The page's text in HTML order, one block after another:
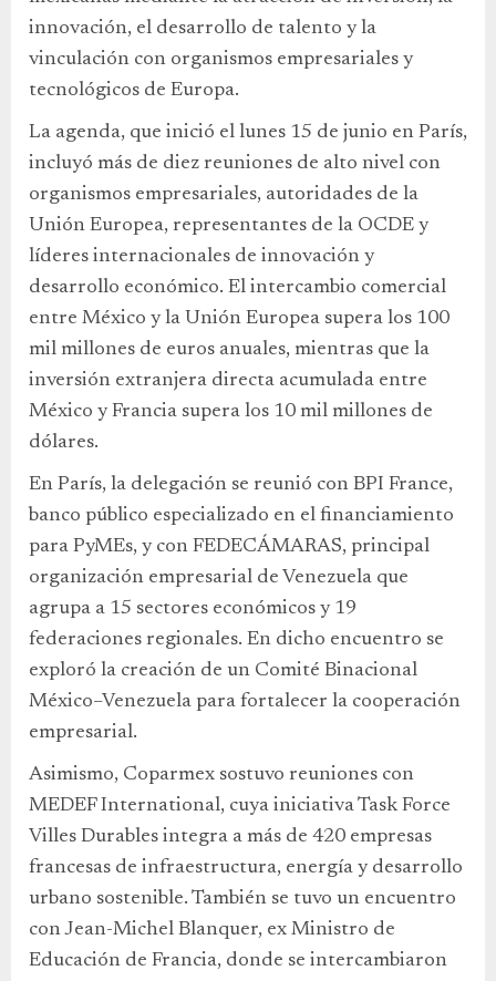
innovación, el desarrollo de talento y la
vinculación con organismos empresariales y
tecnológicos de Europa.
La agenda, que inició el lunes 15 de junio en París,
incluyó más de diez reuniones de alto nivel con
organismos empresariales, autoridades de la
Unión Europea, representantes de la OCDE y
líderes internacionales de innovación y
desarrollo económico. El intercambio comercial
entre México y la Unión Europea supera los 100
mil millones de euros anuales, mientras que la
inversión extranjera directa acumulada entre
México y Francia supera los 10 mil millones de
dólares.
En París, la delegación se reunió con BPI France,
banco público especializado en el financiamiento
para PyMEs, y con FEDECÁMARAS, principal
organización empresarial de Venezuela que
agrupa a 15 sectores económicos y 19
federaciones regionales. En dicho encuentro se
exploró la creación de un Comité Binacional
México–Venezuela para fortalecer la cooperación
empresarial.
Asimismo, Coparmex sostuvo reuniones con
MEDEF International, cuya iniciativa Task Force
Villes Durables integra a más de 420 empresas
francesas de infraestructura, energía y desarrollo
urbano sostenible. También se tuvo un encuentro
con Jean-Michel Blanquer, ex Ministro de
Educación de Francia, donde se intercambiaron